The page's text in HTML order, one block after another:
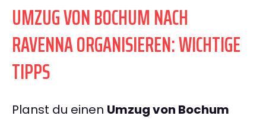
UMZUG VON BOCHUM NACH
RAVENNA ORGANISIEREN: WICHTIGE
TIPPS
Planst du einen Umzug von Bochum